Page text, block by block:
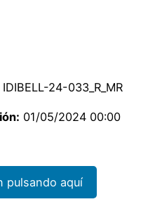
IDIBELL-24-033_R_MR
01/05/2024 00:00
pulsando aquí